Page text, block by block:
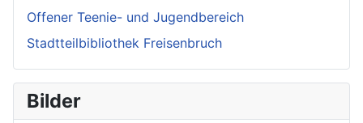
Offener Teenie- und Jugendbereich
Stadtteilbibliothek Freisenbruch
Bilder